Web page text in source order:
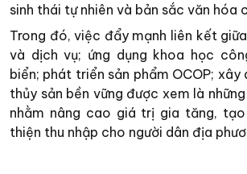
sinh thái tự nhiên và bản sắc văn hóa
Trong đó, việc đẩy mạnh liên kết
và dịch vụ; ứng dụng khoa học
biển; phát triển sản phẩm OCOP;
thủy sản bền vững được xem là
nhằm nâng cao giá trị gia tăng,
thiện thu nhập cho người dân địa